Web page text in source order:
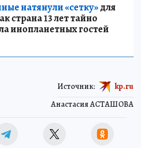
натянули «сетку»для
страна 13 лет тайно
инопланетных гостей
Анастасия АСТАШОВА
Источник: kp.ru